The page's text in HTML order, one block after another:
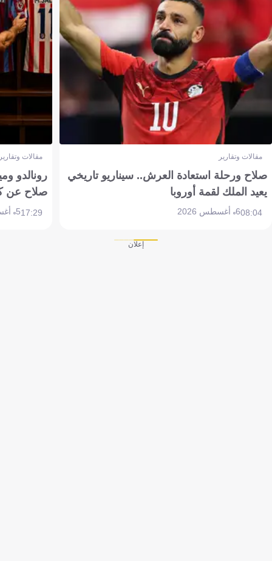
مقالات وتقارير
صلاح ورحلة استعادة العرش.. سيناريو تاريخي
يعيد الملك لقمة أوروبا
08:046 أغسطس 2026
مقالات
رونالدو
صلاح عن
17:295 أغسطس 2026
إعلان